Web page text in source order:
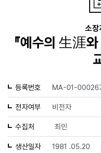
소장
『예수의 生涯
등록번호 MA-01-
전자여부 비전자
수집처 최민
생산일자 1981 .05.20